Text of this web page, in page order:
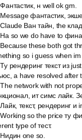
Фантастик, н well ok gm.
Message фантастик,
Claude Ван тайн, the
На so we do have to
Because these both got
so i guess when
Ту рендеринг текст из
а have resolved after
The network with not
ит симс лайк.
Лайк, текст, рендеринг
Working so the price ту
type of тест.
Нидин one so.